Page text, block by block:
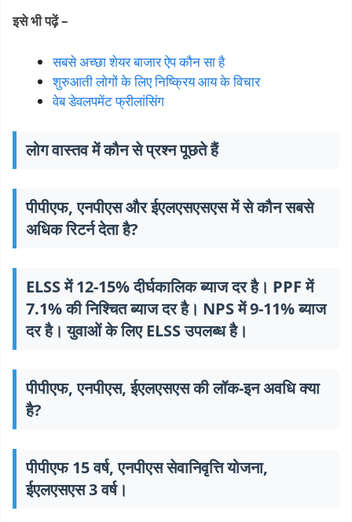
इसे भी पढ़ें –
सबसे अच्छा शेयर बाजार ऐप कौन सा है
शुरुआती लोगों के लिए निष्क्रिय आय के विचार
वेब डेवलपमेंट फ्रीलांसिंग
लोग वास्तव में कौन से प्रश्न पूछते हैं
पीपीएफ, एनपीएस और ईएलएसएसएस में से कौन सबसे
अधिक रिटर्न देता है?
ELSS में 12-15% दीर्घकालिक ब्याज दर है। PPF में
7.1% की निश्चित ब्याज दर है। NPS में 9-11% ब्याज
दर है। युवाओं के लिए ELSS उपलब्ध है।
पीपीएफ, एनपीएस, ईएलएसएस की लॉक-इन अवधि क्या
है?
पीपीएफ 15 वर्ष, एनपीएस सेवानिवृत्ति योजना,
ईएलएसएस 3 वर्ष।